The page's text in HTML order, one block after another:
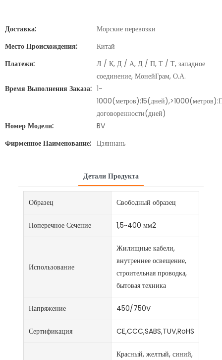
Доставка:
Морские перевозки
Место Происхождения:
Китай
Платежи:
Л / К, Д / А, Д / П, Т / Т, западное
соединение, МонейГрам, О.А.
Время Выполнения Заказа: 1-
договоренности(дней)
Номер Модели:
BV
Фирменное Наименование: Цзяннань
Детали Продукта
Образец Свободный образец
Поперечное Сечение 1,5~400 мм2
Использование
Жилищные кабели,
внутреннее освещение,
строительная проводка,
бытовая техника
Напряжение 450/750V
Сертификация CE,CCC,SABS,TUV,RoHS
Красный, желтый, синий,